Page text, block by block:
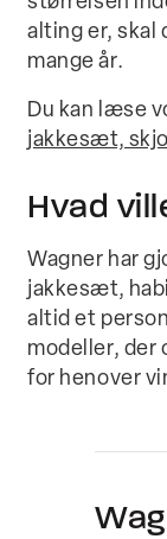
alting er, skal
mange år.
Du kan læse
jakkesæt,
Hvad
Wagner har
jakkesæt,
altid et
modeller, der
for henover